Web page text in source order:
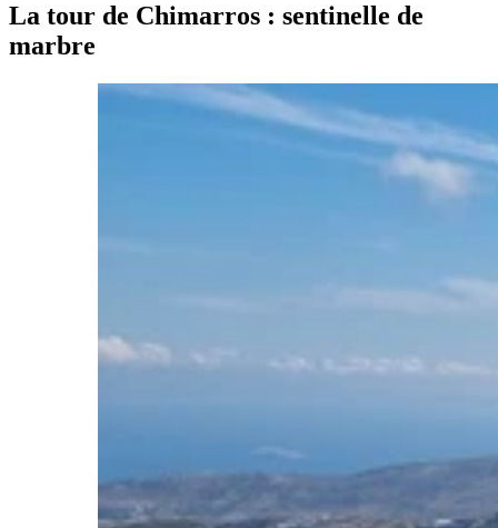
La tour de Chimarros : sentinelle de
marbre